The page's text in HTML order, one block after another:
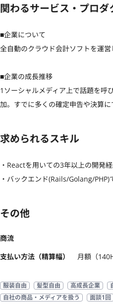
関わるサービス・プロダ
■企業について
全自動のクラウド会計ソフトを運営
■企業の成長推移
1ソーシャルメディア上で話題を呼
加。すでに多くの確定申告や決算に
求められるスキル
・Reactを用いての3年以上の開発
・バックエンド(Rails/Golang/
その他
商流
支払い方法（精算幅）
月額（
服装自由 髪型自由 高成長企業
自社の商品・メディアを扱う
面談1回